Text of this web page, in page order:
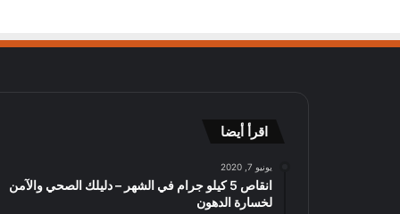
اقرأ أيضا
يونيو 7, 2020
انقاص 5 كيلو جرام في الشهر – دليلك الصحي والآمن
لخسارة الدهون